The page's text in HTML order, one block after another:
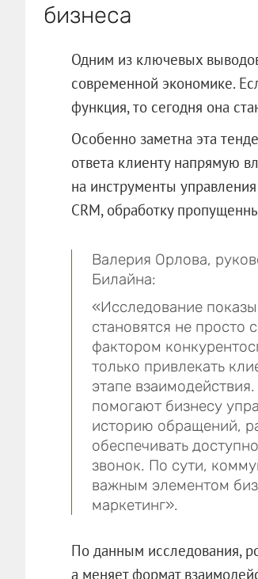
бизнеса
Одним из ключевых
современной экономике.
функция, то сегодня она
Особенно заметна эта
ответа клиенту напрямую
на инструменты
CRM, обработку
Валерия Орлова,
Билайна:
«Исследование
становятся не
фактором
только привлекать
этапе
помогают бизнесу
историю обращений,
обеспечивать
звонок. По сути,
важным элементом
маркетинг».
По данным исследования,
а меняет формат